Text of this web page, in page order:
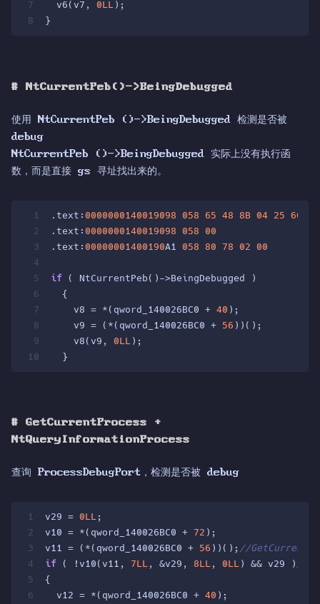
7
8
  v6(v7,
0LL );
}
# NtCurrentPeb()->BeingDebugged
使用 NtCurrentPeb ()->BeingDebugged 检测是否被
debug
NtCurrentPeb ()->BeingDebugged 实际上没有执行函
数，而是直接 gs 寻址找出来的。
1
2
3
4
5
6
7
8
9
10
.text: 0000000140019098 058 65 48 8B 04 25 60
.text: 0000000140019098 058 00
.text: 00000001400190A1 058 80 78 02 00
if ( NtCurrentPeb()->BeingDebugged )
  {
    v8 = *(qword_140026BC0 +
40 );
    v9 = (*(qword_140026BC0 +
56 ))();
    v8(v9,
0LL );
  }
# GetCurrentProcess +
NtQueryInformationProcess
查询 ProcessDebugPort，检测是否被 debug
1
2
3
4
5
6
v29 = 0LL ;
v10 = *(qword_140026BC0 + 72 );
v11 = (*(qword_140026BC0 + 56 ))(); //
if ( !v10(v11, 7LL , &v29, 8LL , 0LL ) && v29 ) //
{
  v12 = *(qword_140026BC0 +
40 );